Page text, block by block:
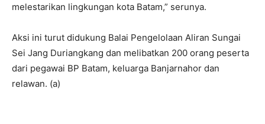
melestarikan lingkungan kota Batam,” serunya.
Aksi ini turut didukung Balai Pengelolaan Aliran Sungai
Sei Jang Duriangkang dan melibatkan 200 orang peserta
dari pegawai BP Batam, keluarga Banjarnahor dan
relawan. (a)